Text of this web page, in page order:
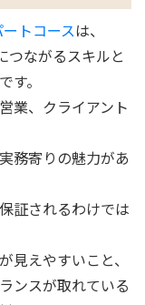
トコースは、
つながるスキルと
す。
業、クライアント
務寄りの魅力があ
証されるわけでは
見えやすいこと、
ンスが取れている